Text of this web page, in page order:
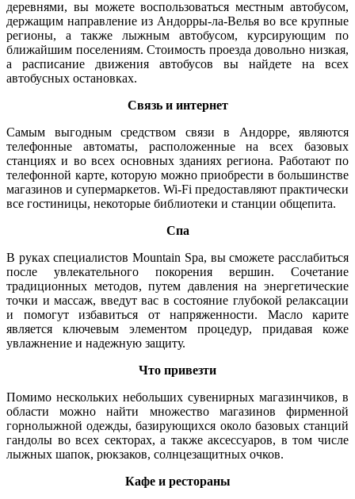
деревнями, вы можете воспользоваться местным автобусом,
держащим направление из Андорры-ла-Велья во все крупные
регионы, а также лыжным автобусом, курсирующим по
ближайшим поселениям. Стоимость проезда довольно низкая,
а расписание движения автобусов вы найдете на всех
автобусных остановках.
Связь и интернет
Самым выгодным средством связи в Андорре, являются
телефонные автоматы, расположенные на всех базовых
станциях и во всех основных зданиях региона. Работают по
телефонной карте, которую можно приобрести в большинстве
магазинов и супермаркетов. Wi-Fi предоставляют практически
все гостиницы, некоторые библиотеки и станции общепита.
Спа
В руках специалистов Mountain Spa, вы сможете расслабиться
после увлекательного покорения вершин. Сочетание
традиционных методов, путем давления на энергетические
точки и массаж, введут вас в состояние глубокой релаксации
и помогут избавиться от напряженности. Масло карите
является ключевым элементом процедур, придавая коже
увлажнение и надежную защиту.
Что привезти
Помимо нескольких небольших сувенирных магазинчиков, в
области можно найти множество магазинов фирменной
горнолыжной одежды, базирующихся около базовых станций
гандолы во всех секторах, а также аксессуаров, в том числе
лыжных шапок, рюкзаков, солнцезащитных очков.
Кафе и рестораны